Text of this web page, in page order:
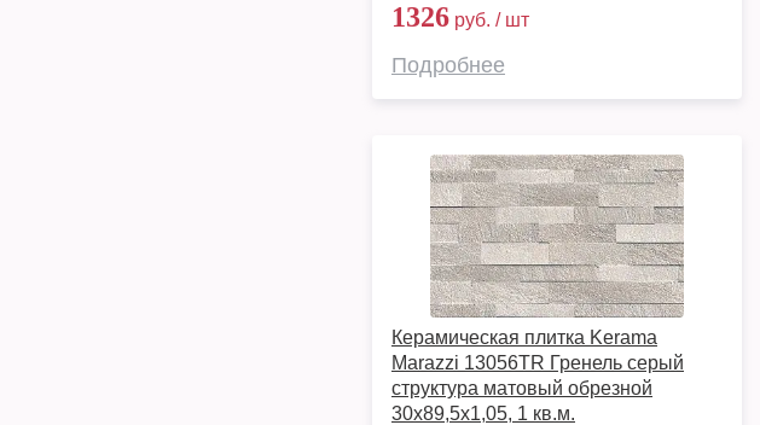
1326 руб. / шт
Подробнее
Керамическая плитка Kerama
Marazzi 13056TR Гренель серый
структура матовый обрезной
30x89,5x1,05, 1 кв.м.